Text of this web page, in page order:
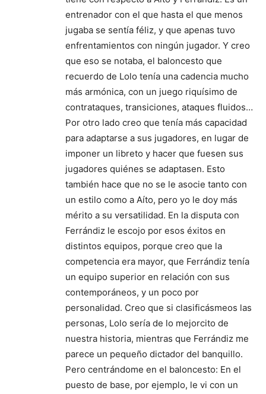
entrenador con el que hasta el que menos
jugaba se sentía féliz, y que apenas tuvo
enfrentamientos con ningún jugador. Y creo
que eso se notaba, el baloncesto que
recuerdo de Lolo tenía una cadencia mucho
más armónica, con un juego riquísimo de
contrataques, transiciones, ataques fluidos…
Por otro lado creo que tenía más capacidad
para adaptarse a sus jugadores, en lugar de
imponer un libreto y hacer que fuesen sus
jugadores quiénes se adaptasen. Esto
también hace que no se le asocie tanto con
un estilo como a Aíto, pero yo le doy más
mérito a su versatilidad. En la disputa con
Ferrándiz le escojo por esos éxitos en
distintos equipos, porque creo que la
competencia era mayor, que Ferrándiz tenía
un equipo superior en relación con sus
contemporáneos, y un poco por
personalidad. Creo que si clasificásmeos las
personas, Lolo sería de lo mejorcito de
nuestra historia, mientras que Ferrándiz me
parece un pequeño dictador del banquillo.
Pero centrándome en el baloncesto: En el
puesto de base, por ejemplo, le vi con un